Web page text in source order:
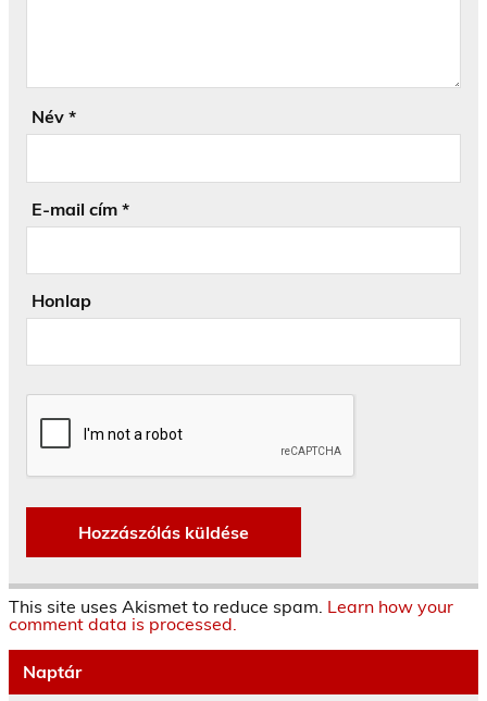
Név *
E-mail cím *
Honlap
This site uses Akismet to reduce spam. Learn how your
comment data is processed.
Naptár